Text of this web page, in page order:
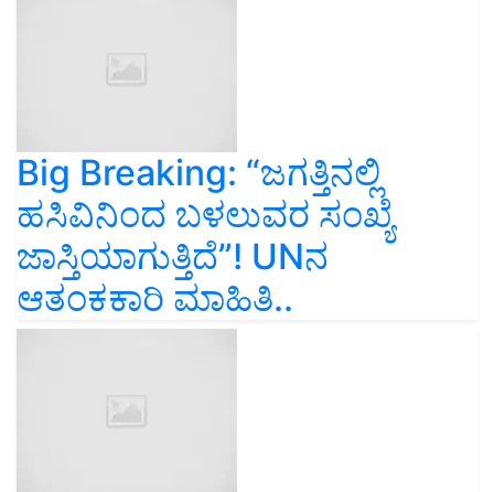
Big Breaking: “ಜಗತ್ತಿನಲ್ಲಿ
ಹಸಿವಿನಿಂದ ಬಳಲುವರ ಸಂಖ್ಯೆ
ಜಾಸ್ತಿಯಾಗುತ್ತಿದೆ”! UNನ
ಆತಂಕಕಾರಿ ಮಾಹಿತಿ..